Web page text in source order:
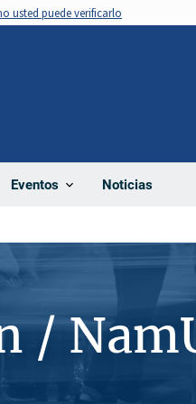
usted puede verificarlo
Eventos Noticias
/